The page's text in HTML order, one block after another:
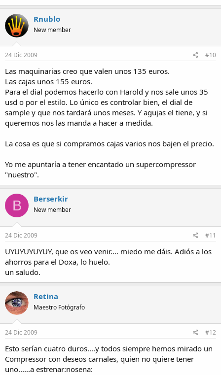
Rnublo
New member
24 Dic 2009 #10
Las maquinarias creo que valen unos 135 euros.
Las cajas unos 155 euros.
Para el dial podemos hacerlo con Harold y nos sale unos 35
usd o por el estilo. Lo único es controlar bien, el dial de
sample y que nos tardará unos meses. Y agujas el tiene, y si
queremos nos las manda a hacer a medida.
La cosa es que si compramos cajas varios nos bajen el precio.
Yo me apuntaría a tener encantado un supercompressor
"nuestro".
B Berserkir
New member
24 Dic 2009 #11
UYUYUYUYUY, que os veo venir.... miedo me dáis. Adiós a los
ahorros para el Doxa, lo huelo.
un saludo.
Retina
Maestro Fotógrafo
24 Dic 2009 #12
Esto serían cuatro duros....y todos siempre hemos mirado un
Compressor con deseos carnales, quien no quiere tener
uno......a estrenar:nosena: